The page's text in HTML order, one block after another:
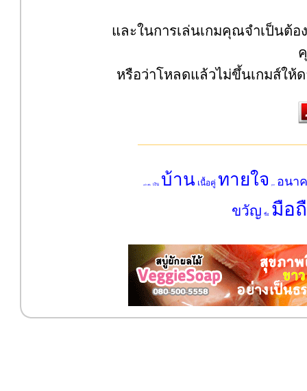
และในการเล่นเกมคุณจำเป็นต้อง
หรือว่าโหลดแล้วไม่ขึ้นเกมส์ให้
แปรงฟัน เงิน บ้าน เนื้อคู่ ทายใจ อนา
ขวัญ ชื่อ มือ